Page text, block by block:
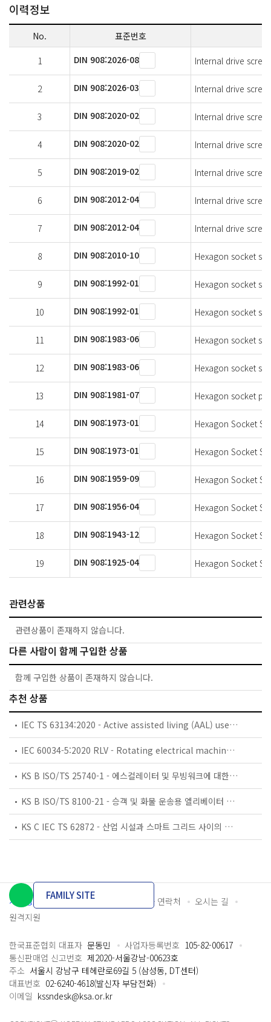
이력정보
No. 표준번호
1 DIN 908:2026-08 Internal drive
2 DIN 908:2026-03 Internal drive
3 DIN 908:2020-02 Internal drive
4 DIN 908:2020-02 Internal drive
5 DIN 908:2019-02 Internal drive
6 DIN 908:2012-04 Internal drive
7 DIN 908:2012-04 Internal drive
8 DIN 908:2010-10 Hexagon socket
9 DIN 908:1992-01 Hexagon socket
10 DIN 908:1992-01 Hexagon socket
11 DIN 908:1983-06 Hexagon socket
12 DIN 908:1983-06 Hexagon socket
13 DIN 908:1981-07 Hexagon socket
14 DIN 908:1973-01 Hexagon Socket
15 DIN 908:1973-01 Hexagon Socket
16 DIN 908:1959-09 Hexagon Socket
17 DIN 908:1956-04 Hexagon Socket
18 DIN 908:1943-12 Hexagon Socket
19 DIN 908:1925-04 Hexagon Socket
관련상품
관련상품이 존재하지 않습니다.
다른 사람이 함께 구입한 상품
함께 구입한 상품이 존재하지 않습니다.
추천 상품
IEC TS 63134:2020 - Active assisted living (AAL) use cases
IEC 60034-5:2020 RLV - Rotating electrical machines - Part 5: Degrees of protection provided by the integral design of rotating electrical machines (IP code) - Classification
KS B ISO/TS 25740-1 - 에스컬레이터 및 무빙워크에 대한 안전요건 — 제1부: 세계공통 필수 안전요건(GESRs)
KS B ISO/TS 8100-21 - 승객 및 화물 운송용 엘리베이터 —제21부: 세계공통 필수안전요건(GESRs)을 충족하는 세계공통 안전 파라미터(GSPs)
KS C IEC TS 62872 - 산업 시설과 스마트 그리드 사이의 산업 공정 측정, 제어 및 자동화 시스템 인터페이스
개인정보처리방침 이용약관 담당자 연락처
오시는 길
원격지원
FAMILY SITE
한국표준협회 대표자 문동민 사업자등록번호 105-82-00617
통신판매업 신고번호 제2020-서울강남-00623호
주소 서울시 강남구 테헤란로69길 5 (삼성동, DT센터)
대표번호 02-6240-4618(발신자 부담전화)
이메일 kssndesk@ksa.or.kr